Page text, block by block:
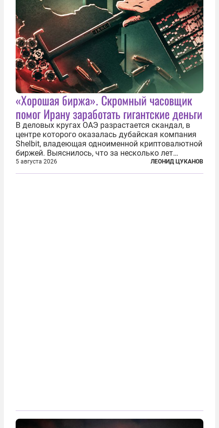
«Хорошая биржа». Скромный часовщик
помог Ирану заработать гигантские деньги
В деловых кругах ОАЭ разрастается скандал, в
центре которого оказалась дубайская компания
Shelbit, владеющая одноименной криптовалютной
биржей. Выяснилось, что за несколько лет
существования через Shelbit прошло не менее 4
млрд долларов в криптовалюте, принадлежащих
5 августа 2026 ЛЕОНИД ЦУКАНОВ